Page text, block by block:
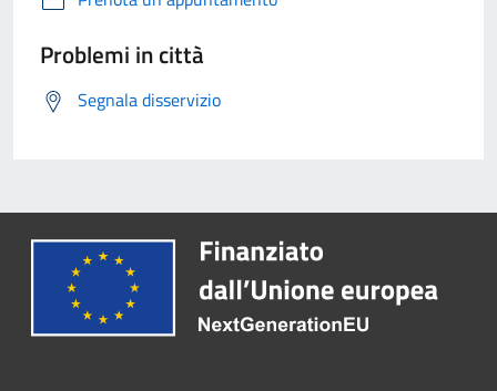
Problemi in città
Segnala disservizio